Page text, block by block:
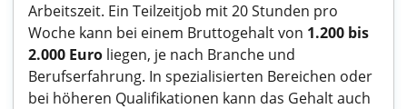
Arbeitszeit. Ein Teilzeitjob mit 20 Stunden pro
Woche kann bei einem Bruttogehalt von 1.200 bis
2.000 Euro liegen, je nach Branche und
Berufserfahrung. In spezialisierten Bereichen oder
bei höheren Qualifikationen kann das Gehalt auch